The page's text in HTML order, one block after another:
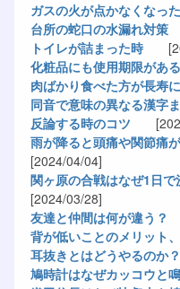
ガスの火が点かなくなっ
台所の蛇口の水漏れ対策
トイレが詰まった時
化粧品にも使用期限があ
肉ばかり食べた方が長寿
同音で意味の異なる漢字
反論する時のコツ
雨が降ると頭痛や関節痛
[2024/04/04]
関ヶ原の合戦はなぜ1日
[2024/03/28]
友達と仲間は何が違う？
背が低いことのメリット
耳抜きとはどうやるのか？
鳩時計はなぜカッコウと